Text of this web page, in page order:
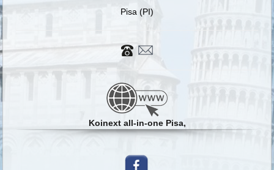
Pisa (PI)
Koinext all-in-one Pisa,